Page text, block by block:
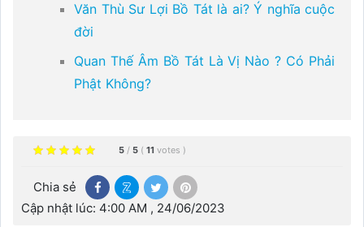
Văn Thù Sư Lợi Bồ Tát là ai? Ý nghĩa cuộc
đời
Quan Thế Âm Bồ Tát Là Vị Nào ? Có Phải
Phật Không?
5 / 5 ( 11 votes )
Chia sẻ
Cập nhật lúc: 4:00 AM , 24/06/2023